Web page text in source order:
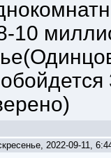
10
2022-09-11,